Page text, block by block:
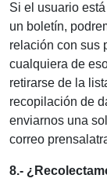
Si el usuario
un boletín,
relación con sus
cualquiera de
retirarse de la
recopilación de
enviarnos una
correo
8.-